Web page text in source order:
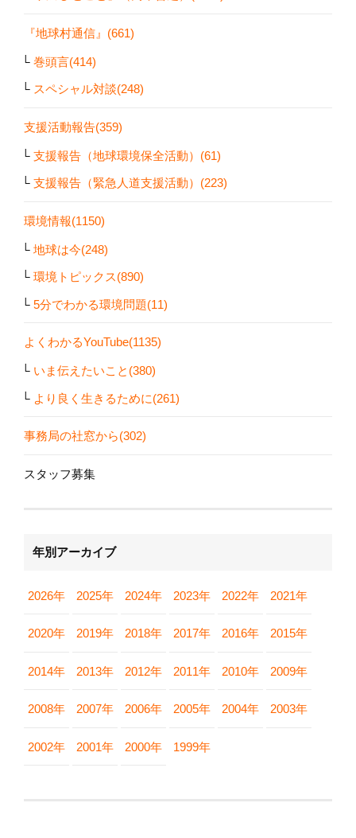
『地球村通信』(661)
巻頭言(414)
スペシャル対談(248)
支援活動報告(359)
支援報告（地球環境保全活動）(61)
支援報告（緊急人道支援活動）(223)
環境情報(1150)
地球は今(248)
環境トピックス(890)
5分でわかる環境問題(11)
よくわかるYouTube(1135)
いま伝えたいこと(380)
より良く生きるために(261)
事務局の社窓から(302)
スタッフ募集
年別アーカイブ
2026年 2025年 2024年 2023年 2022年 2021年
2020年 2019年 2018年 2017年 2016年 2015年
2014年 2013年 2012年 2011年 2010年 2009年
2008年 2007年 2006年 2005年 2004年 2003年
2002年 2001年 2000年 1999年